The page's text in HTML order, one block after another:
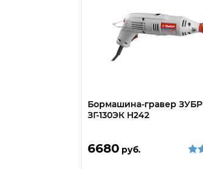
Бормашина-гравер ЗУБР
ЗГ-130ЭК H242
6680 руб.